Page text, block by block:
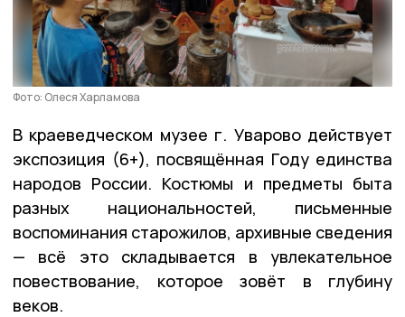
Фото: Олеся Харламова
В краеведческом музее г. Уварово действует
экспозиция (6+), посвящённая Году единства
народов России. Костюмы и предметы быта
разных национальностей, письменные
воспоминания старожилов, архивные сведения
— всё это складывается в увлекательное
повествование, которое зовёт в глубину
веков.